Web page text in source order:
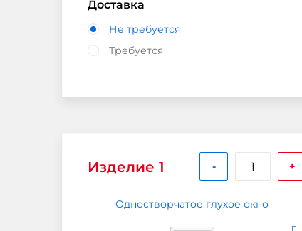
Доставка
Не требуется
Требуется
Изделие 1
Одностворчатое глухое окно
- +